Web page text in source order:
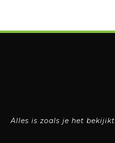
Alles is zoals je het bekijikt